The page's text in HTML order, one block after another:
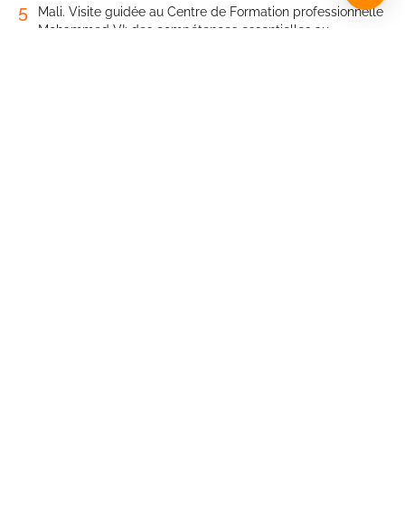
5
Mali. Visite guidée au Centre de Formation professionnelle
Mohammed VI: des compétences essentielles au